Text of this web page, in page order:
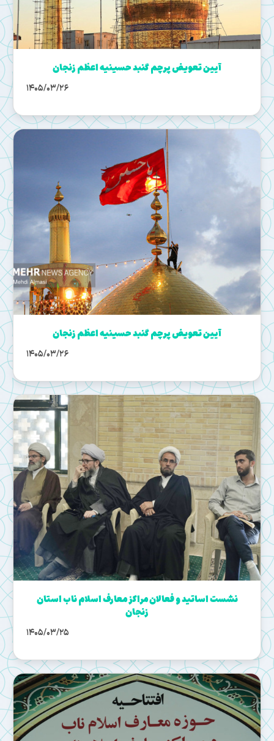
آیین تعویض پرچم گنبد حسینیه اعظم زنجان
1405/03/26
آیین تعویض پرچم گنبد حسینیه اعظم زنجان
1405/03/26
نشست اساتید و فعالان مراکز معارف اسلام ناب استان
زنجان
1405/03/25